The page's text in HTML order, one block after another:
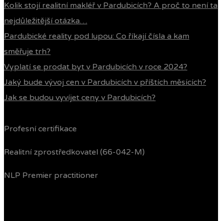
Kolik stojí realitní makléř v Pardubicích? A proč to není ta
nejdůležitější otázka…
Pardubické reality pod lupou: Co říkají čísla a kam
směřuje trh?
Vyplatí se prodat byt v Pardubicích v roce 2024?
Jaký bude vývoj cen v Pardubicích v příštích měsících?
Jak se budou vyvíjet ceny v Pardubicích?
Profesní certifikace
Realitní zprostředkovatel (66-042-M)
NLP Premier practitioner